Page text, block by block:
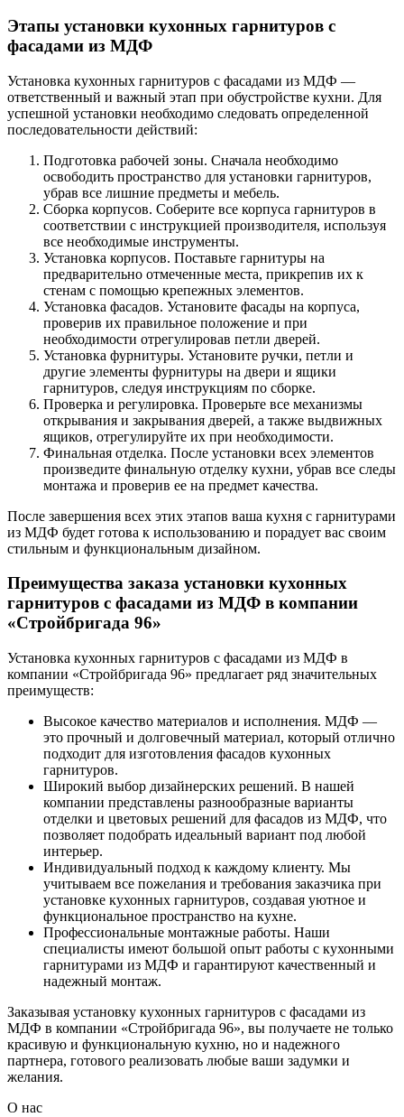
Этапы установки кухонных гарнитуров с
фасадами из МДФ
Установка кухонных гарнитуров с фасадами из МДФ —
ответственный и важный этап при обустройстве кухни. Для
успешной установки необходимо следовать определенной
последовательности действий:
Подготовка рабочей зоны. Сначала необходимо
освободить пространство для установки гарнитуров,
убрав все лишние предметы и мебель.
Сборка корпусов. Соберите все корпуса гарнитуров в
соответствии с инструкцией производителя, используя
все необходимые инструменты.
Установка корпусов. Поставьте гарнитуры на
предварительно отмеченные места, прикрепив их к
стенам с помощью крепежных элементов.
Установка фасадов. Установите фасады на корпуса,
проверив их правильное положение и при
необходимости отрегулировав петли дверей.
Установка фурнитуры. Установите ручки, петли и
другие элементы фурнитуры на двери и ящики
гарнитуров, следуя инструкциям по сборке.
Проверка и регулировка. Проверьте все механизмы
открывания и закрывания дверей, а также выдвижных
ящиков, отрегулируйте их при необходимости.
Финальная отделка. После установки всех элементов
произведите финальную отделку кухни, убрав все следы
монтажа и проверив ее на предмет качества.
После завершения всех этих этапов ваша кухня с гарнитурами
из МДФ будет готова к использованию и порадует вас своим
стильным и функциональным дизайном.
Преимущества заказа установки кухонных
гарнитуров с фасадами из МДФ в компании
«Стройбригада 96»
Установка кухонных гарнитуров с фасадами из МДФ в
компании «Стройбригада 96» предлагает ряд значительных
преимуществ:
Высокое качество материалов и исполнения. МДФ —
это прочный и долговечный материал, который отлично
подходит для изготовления фасадов кухонных
гарнитуров.
Широкий выбор дизайнерских решений. В нашей
компании представлены разнообразные варианты
отделки и цветовых решений для фасадов из МДФ, что
позволяет подобрать идеальный вариант под любой
интерьер.
Индивидуальный подход к каждому клиенту. Мы
учитываем все пожелания и требования заказчика при
установке кухонных гарнитуров, создавая уютное и
функциональное пространство на кухне.
Профессиональные монтажные работы. Наши
специалисты имеют большой опыт работы с кухонными
гарнитурами из МДФ и гарантируют качественный и
надежный монтаж.
Заказывая установку кухонных гарнитуров с фасадами из
МДФ в компании «Стройбригада 96», вы получаете не только
красивую и функциональную кухню, но и надежного
партнера, готового реализовать любые ваши задумки и
желания.
О нас